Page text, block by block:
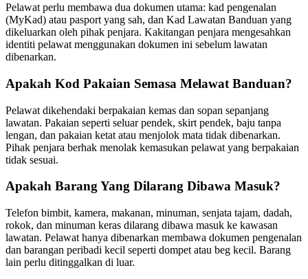
Pelawat perlu membawa dua dokumen utama: kad pengenalan
(MyKad) atau pasport yang sah, dan Kad Lawatan Banduan yang
dikeluarkan oleh pihak penjara. Kakitangan penjara mengesahkan
identiti pelawat menggunakan dokumen ini sebelum lawatan
dibenarkan.
Apakah Kod Pakaian Semasa Melawat Banduan?
Pelawat dikehendaki berpakaian kemas dan sopan sepanjang
lawatan. Pakaian seperti seluar pendek, skirt pendek, baju tanpa
lengan, dan pakaian ketat atau menjolok mata tidak dibenarkan.
Pihak penjara berhak menolak kemasukan pelawat yang berpakaian
tidak sesuai.
Apakah Barang Yang Dilarang Dibawa Masuk?
Telefon bimbit, kamera, makanan, minuman, senjata tajam, dadah,
rokok, dan minuman keras dilarang dibawa masuk ke kawasan
lawatan. Pelawat hanya dibenarkan membawa dokumen pengenalan
dan barangan peribadi kecil seperti dompet atau beg kecil. Barang
lain perlu ditinggalkan di luar.